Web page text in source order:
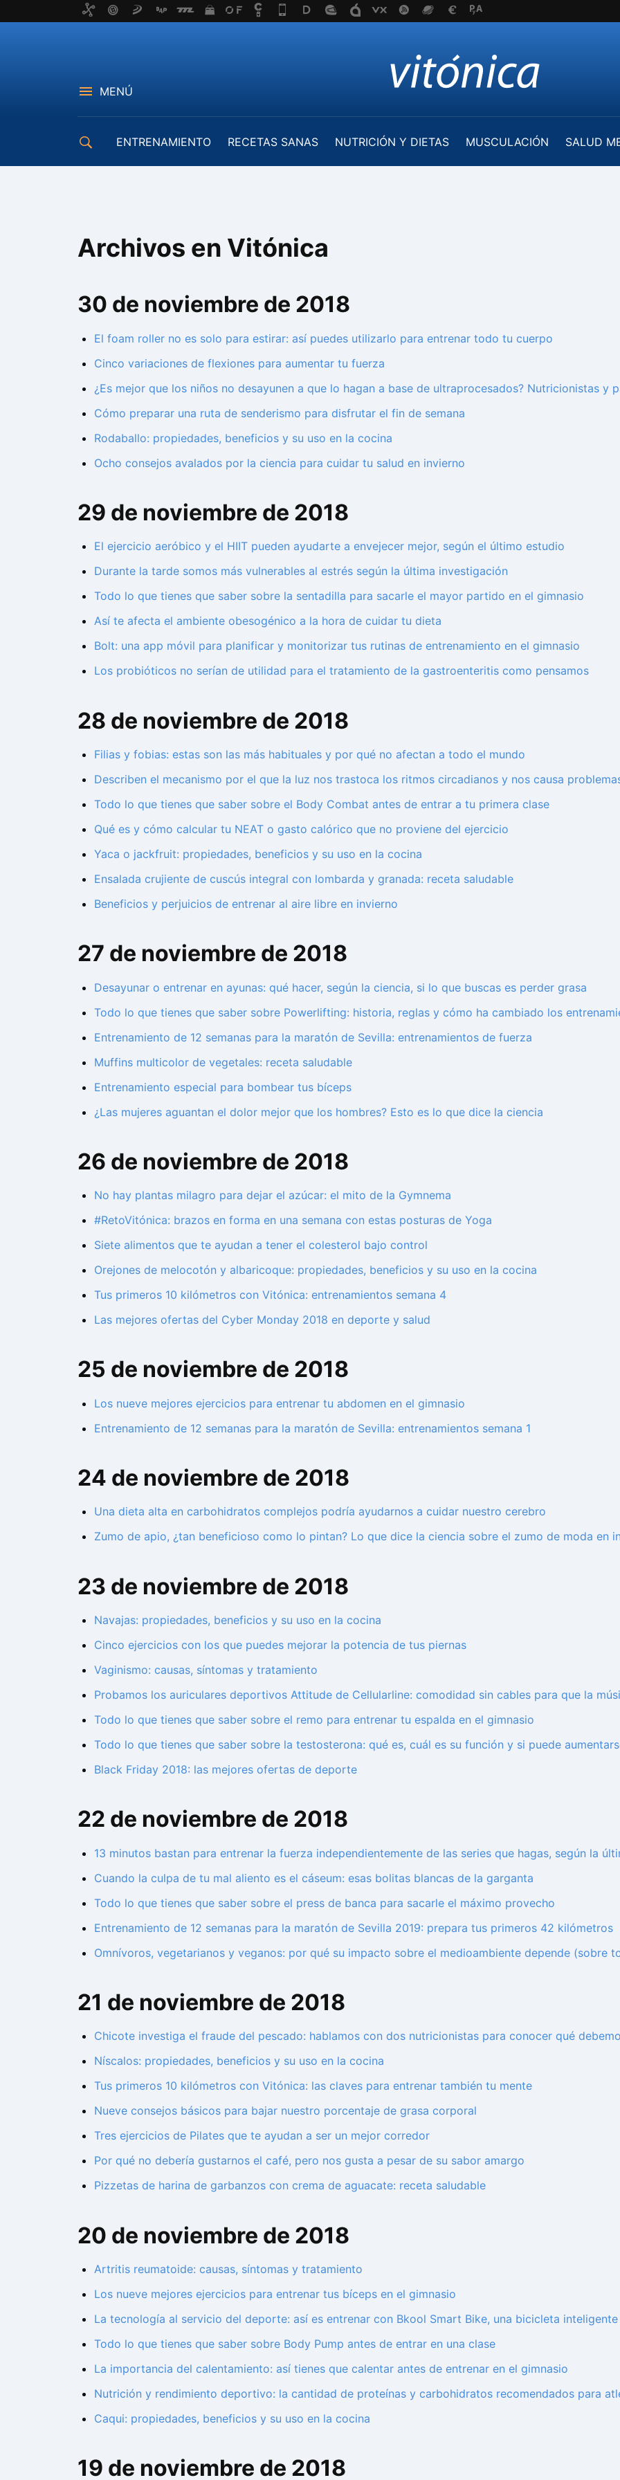
MENÚ
ENTRENAMIENTO RECETAS SANAS NUTRICIÓN Y DIETAS MUSCULACIÓN
SALUD
Archivos en Vitónica
30 de noviembre de 2018
El foam roller no es solo para estirar: así puedes utilizarlo para entrenar todo tu cuerpo
Cinco variaciones de flexiones para aumentar tu fuerza
¿Es mejor que los niños no desayunen a que lo hagan a base de ultraprocesados? Nutricionistas y
Cómo preparar una ruta de senderismo para disfrutar el fin de semana
Rodaballo: propiedades, beneficios y su uso en la cocina
Ocho consejos avalados por la ciencia para cuidar tu salud en invierno
29 de noviembre de 2018
El ejercicio aeróbico y el HIIT pueden ayudarte a envejecer mejor, según el último estudio
Durante la tarde somos más vulnerables al estrés según la última investigación
Todo lo que tienes que saber sobre la sentadilla para sacarle el mayor partido en el gimnasio
Así te afecta el ambiente obesogénico a la hora de cuidar tu dieta
Bolt: una app móvil para planificar y monitorizar tus rutinas de entrenamiento en el gimnasio
Los probióticos no serían de utilidad para el tratamiento de la gastroenteritis como pensamos
28 de noviembre de 2018
Filias y fobias: estas son las más habituales y por qué no afectan a todo el mundo
Describen el mecanismo por el que la luz nos trastoca los ritmos circadianos y nos causa
Todo lo que tienes que saber sobre el Body Combat antes de entrar a tu primera clase
Qué es y cómo calcular tu NEAT o gasto calórico que no proviene del ejercicio
Yaca o jackfruit: propiedades, beneficios y su uso en la cocina
Ensalada crujiente de cuscús integral con lombarda y granada: receta saludable
Beneficios y perjuicios de entrenar al aire libre en invierno
27 de noviembre de 2018
Desayunar o entrenar en ayunas: qué hacer, según la ciencia, si lo que buscas es perder grasa
Todo lo que tienes que saber sobre Powerlifting: historia, reglas y cómo ha cambiado los
Entrenamiento de 12 semanas para la maratón de Sevilla: entrenamientos de fuerza
Muffins multicolor de vegetales: receta saludable
Entrenamiento especial para bombear tus bíceps
¿Las mujeres aguantan el dolor mejor que los hombres? Esto es lo que dice la ciencia
26 de noviembre de 2018
No hay plantas milagro para dejar el azúcar: el mito de la Gymnema
#RetoVitónica: brazos en forma en una semana con estas posturas de Yoga
Siete alimentos que te ayudan a tener el colesterol bajo control
Orejones de melocotón y albaricoque: propiedades, beneficios y su uso en la cocina
Tus primeros 10 kilómetros con Vitónica: entrenamientos semana 4
Las mejores ofertas del Cyber Monday 2018 en deporte y salud
25 de noviembre de 2018
Los nueve mejores ejercicios para entrenar tu abdomen en el gimnasio
Entrenamiento de 12 semanas para la maratón de Sevilla: entrenamientos semana 1
24 de noviembre de 2018
Una dieta alta en carbohidratos complejos podría ayudarnos a cuidar nuestro cerebro
Zumo de apio, ¿tan beneficioso como lo pintan? Lo que dice la ciencia sobre el zumo de moda en
23 de noviembre de 2018
Navajas: propiedades, beneficios y su uso en la cocina
Cinco ejercicios con los que puedes mejorar la potencia de tus piernas
Vaginismo: causas, síntomas y tratamiento
Probamos los auriculares deportivos Attitude de Cellularline: comodidad sin cables para que la
Todo lo que tienes que saber sobre el remo para entrenar tu espalda en el gimnasio
Todo lo que tienes que saber sobre la testosterona: qué es, cuál es su función y si puede
Black Friday 2018: las mejores ofertas de deporte
22 de noviembre de 2018
13 minutos bastan para entrenar la fuerza independientemente de las series que hagas, según la
Cuando la culpa de tu mal aliento es el cáseum: esas bolitas blancas de la garganta
Todo lo que tienes que saber sobre el press de banca para sacarle el máximo provecho
Entrenamiento de 12 semanas para la maratón de Sevilla 2019: prepara tus primeros 42 kilómetros
Omnívoros, vegetarianos y veganos: por qué su impacto sobre el medioambiente depende (sobre
21 de noviembre de 2018
Chicote investiga el fraude del pescado: hablamos con dos nutricionistas para conocer qué
Níscalos: propiedades, beneficios y su uso en la cocina
Tus primeros 10 kilómetros con Vitónica: las claves para entrenar también tu mente
Nueve consejos básicos para bajar nuestro porcentaje de grasa corporal
Tres ejercicios de Pilates que te ayudan a ser un mejor corredor
Por qué no debería gustarnos el café, pero nos gusta a pesar de su sabor amargo
Pizzetas de harina de garbanzos con crema de aguacate: receta saludable
20 de noviembre de 2018
Artritis reumatoide: causas, síntomas y tratamiento
Los nueve mejores ejercicios para entrenar tus bíceps en el gimnasio
La tecnología al servicio del deporte: así es entrenar con Bkool Smart Bike, una bicicleta
Todo lo que tienes que saber sobre Body Pump antes de entrar en una clase
La importancia del calentamiento: así tienes que calentar antes de entrenar en el gimnasio
Nutrición y rendimiento deportivo: la cantidad de proteínas y carbohidratos recomendados para
Caqui: propiedades, beneficios y su uso en la cocina
19 de noviembre de 2018